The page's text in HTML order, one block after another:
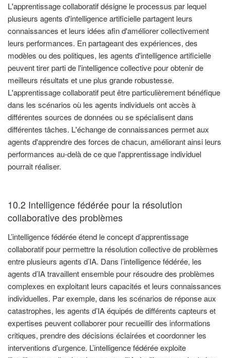
L'apprentissage collaboratif désigne le processus par lequel
plusieurs agents d'intelligence artificielle partagent leurs
connaissances et leurs idées afin d'améliorer collectivement
leurs performances. En partageant des expériences, des
modèles ou des politiques, les agents d'intelligence artificielle
peuvent tirer parti de l'intelligence collective pour obtenir de
meilleurs résultats et une plus grande robustesse.
L'apprentissage collaboratif peut être particulièrement bénéfique
dans les scénarios où les agents individuels ont accès à
différentes sources de données ou se spécialisent dans
différentes tâches. L'échange de connaissances permet aux
agents d'apprendre des forces de chacun, améliorant ainsi leurs
performances au-delà de ce que l'apprentissage individuel
pourrait réaliser.
10.2 Intelligence fédérée pour la résolution
collaborative des problèmes
L’intelligence fédérée étend le concept d’apprentissage
collaboratif pour permettre la résolution collective de problèmes
entre plusieurs agents d’IA. Dans l’intelligence fédérée, les
agents d’IA travaillent ensemble pour résoudre des problèmes
complexes en exploitant leurs capacités et leurs connaissances
individuelles. Par exemple, dans les scénarios de réponse aux
catastrophes, les agents d’IA équipés de différents capteurs et
expertises peuvent collaborer pour recueillir des informations
critiques, prendre des décisions éclairées et coordonner les
interventions d’urgence. L’intelligence fédérée exploite